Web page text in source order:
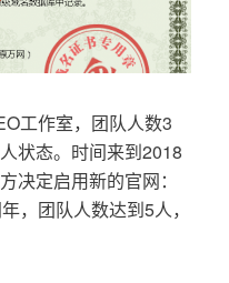
工作室，团队人数3
状态。时间来到2018
决定启用新的官网：
，团队人数达到5人，